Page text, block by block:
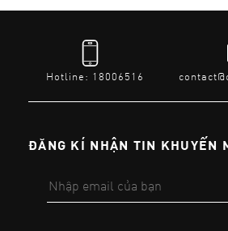
Hotline: 18006516
ĐĂNG KÍ NHẬN TIN KHUYẾN